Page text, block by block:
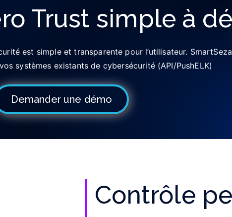
Trust simple à
est simple et transparente pour l’utilisateur.
systèmes existants de cybersécurité (API/PushELK)
Demander une démo
Contrôle